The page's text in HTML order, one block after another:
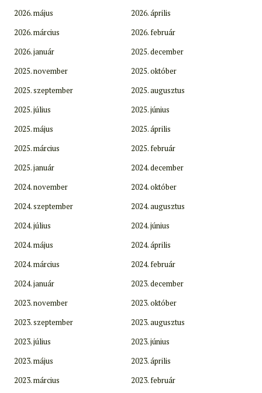
2026. május
2026. április
2026. március
2026. február
2026. január
2025. december
2025. november
2025. október
2025. szeptember
2025. augusztus
2025. július
2025. június
2025. május
2025. április
2025. március
2025. február
2025. január
2024. december
2024. november
2024. október
2024. szeptember
2024. augusztus
2024. július
2024. június
2024. május
2024. április
2024. március
2024. február
2024. január
2023. december
2023. november
2023. október
2023. szeptember
2023. augusztus
2023. július
2023. június
2023. május
2023. április
2023. március
2023. február